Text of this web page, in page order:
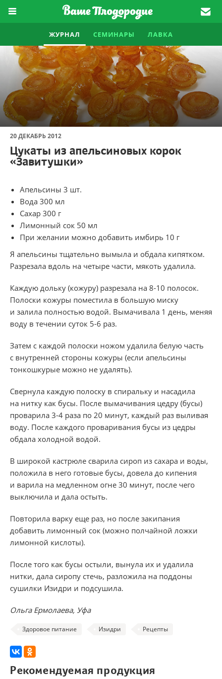
ЖУРНАЛ СЕМИНАРЫ ЛАВКА
20 ДЕКАБРЬ 2012
Цукаты из апельсиновых корок
«Завитушки»
Апельсины 3 шт.
Вода 300 мл
Сахар 300 г
Лимонный сок 50 мл
При желании можно добавить имбирь 10 г
Я апельсины тщательно вымыла и обдала кипятком.
Разрезала вдоль на четыре части, мякоть удалила.
Каждую дольку (кожуру) разрезала на 8-10 полосок.
Полоски кожуры поместила в большую миску
и залила полностью водой. Вымачивала 1 день, меняя
воду в течении суток 5-6 раз.
Затем с каждой полоски ножом удалила белую часть
с внутренней стороны кожуры (если апельсины
тонкошкурые можно не удалять).
Свернула каждую полоску в спиральку и насадила
на нитку как бусы. После вымачивания цедру (бусы)
проварила 3-4 раза по 20 минут, каждый раз выливая
воду. После каждого проваривания бусы из цедры
обдала холодной водой.
В широкой кастрюле сварила сироп из сахара и воды,
положила в него готовые бусы, довела до кипения
и варила на медленном огне 30 минут, после чего
выключила и дала остыть.
Повторила варку еще раз, но после закипания
добавить лимонный сок (можно полчайной ложки
лимонной кислоты).
После того как бусы остыли, вынула их и удалила
нитки, дала сиропу стечь, разложила на поддоны
сушилки Изидри и подсушила.
Ольга Ермолаева, Уфа
Здоровое питание Изидри Рецепты
Рекомендуемая продукция